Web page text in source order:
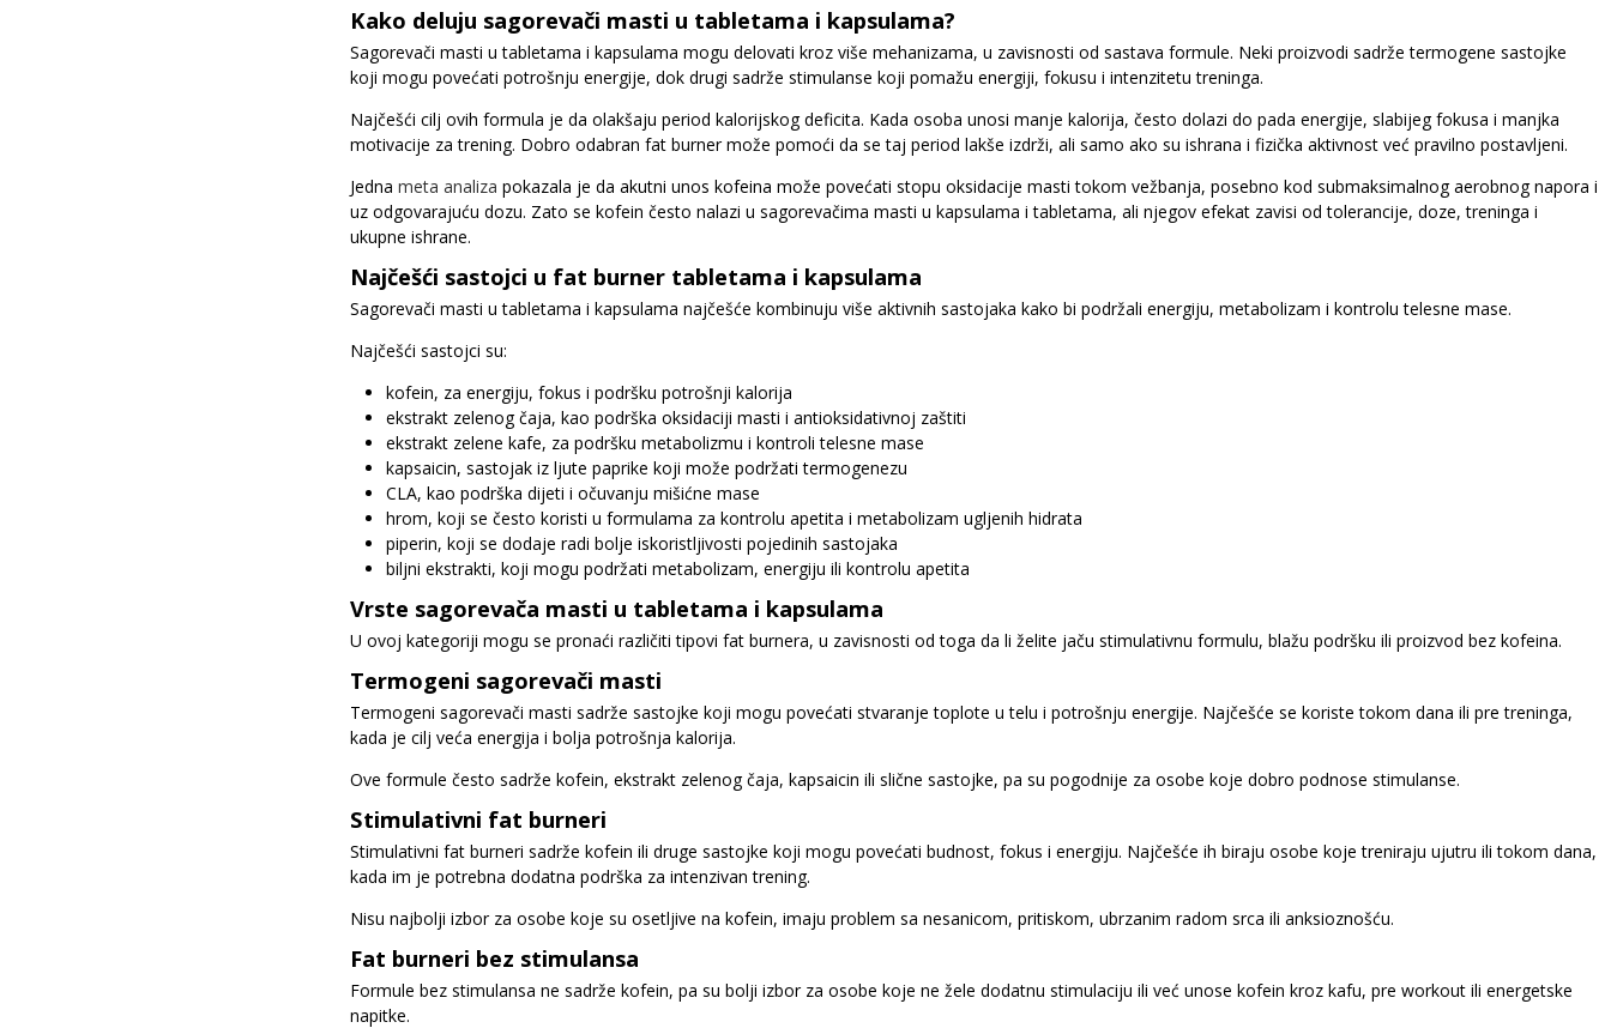
Kako deluju sagorevači masti u tabletama i kapsulama?
Sagorevači masti u tabletama i kapsulama mogu delovati kroz više mehanizama, u zavisnosti od sastava formule. Neki proizvodi sadrže termogene sastojke
koji mogu povećati potrošnju energije, dok drugi sadrže stimulanse koji pomažu energiji, fokusu i intenzitetu treninga.
Najčešći cilj ovih formula je da olakšaju period kalorijskog deficita. Kada osoba unosi manje kalorija, često dolazi do pada energije, slabijeg fokusa i manjka
motivacije za trening. Dobro odabran fat burner može pomoći da se taj period lakše izdrži, ali samo ako su ishrana i fizička aktivnost već pravilno postavljeni.
Jednameta analiza pokazala je da akutni unos kofeina može povećati stopu oksidacije masti tokom vežbanja, posebno kod submaksimalnog aerobnog napora i
uz odgovarajuću dozu. Zato se kofein često nalazi u sagorevačima masti u kapsulama i tabletama, ali njegov efekat zavisi od tolerancije, doze, treninga i
ukupne ishrane.
Najčešći sastojci u fat burner tabletama i kapsulama
Sagorevači masti u tabletama i kapsulama najčešće kombinuju više aktivnih sastojaka kako bi podržali energiju, metabolizam i kontrolu telesne mase.
Najčešći sastojci su:
kofein, za energiju, fokus i podršku potrošnji kalorija
ekstrakt zelenog čaja, kao podrška oksidaciji masti i antioksidativnoj zaštiti
ekstrakt zelene kafe, za podršku metabolizmu i kontroli telesne mase
kapsaicin, sastojak iz ljute paprike koji može podržati termogenezu
CLA, kao podrška dijeti i očuvanju mišićne mase
hrom, koji se često koristi u formulama za kontrolu apetita i metabolizam ugljenih hidrata
piperin, koji se dodaje radi bolje iskoristljivosti pojedinih sastojaka
biljni ekstrakti, koji mogu podržati metabolizam, energiju ili kontrolu apetita
Vrste sagorevača masti u tabletama i kapsulama
U ovoj kategoriji mogu se pronaći različiti tipovi fat burnera, u zavisnosti od toga da li želite jaču stimulativnu formulu, blažu podršku ili proizvod bez kofeina.
Termogeni sagorevači masti
Termogeni sagorevači masti sadrže sastojke koji mogu povećati stvaranje toplote u telu i potrošnju energije. Najčešće se koriste tokom dana ili pre treninga,
kada je cilj veća energija i bolja potrošnja kalorija.
Ove formule često sadrže kofein, ekstrakt zelenog čaja, kapsaicin ili slične sastojke, pa su pogodnije za osobe koje dobro podnose stimulanse.
Stimulativni fat burneri
Stimulativni fat burneri sadrže kofein ili druge sastojke koji mogu povećati budnost, fokus i energiju. Najčešće ih biraju osobe koje treniraju ujutru ili tokom dana,
kada im je potrebna dodatna podrška za intenzivan trening.
Nisu najbolji izbor za osobe koje su osetljive na kofein, imaju problem sa nesanicom, pritiskom, ubrzanim radom srca ili anksioznošću.
Fat burneri bez stimulansa
Formule bez stimulansa ne sadrže kofein, pa su bolji izbor za osobe koje ne žele dodatnu stimulaciju ili već unose kofein kroz kafu, pre workout ili energetske
napitke.